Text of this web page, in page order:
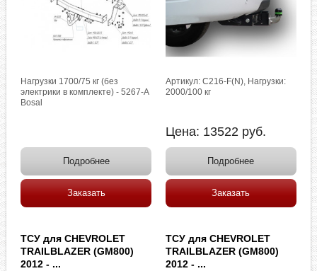
Нагрузки 1700/75 кг (без
электрики в комплекте) - 5267-A
Bosal
Подробнее
Заказать
Артикул: C216-F(N), Нагрузки:
2000/100 кг
Цена: 13522 руб.
Подробнее
Заказать
ТСУ для CHEVROLET
TRAILBLAZER (GM800)
2012 - ...
ТСУ для CHEVROLET
TRAILBLAZER (GM800)
2012 - ...